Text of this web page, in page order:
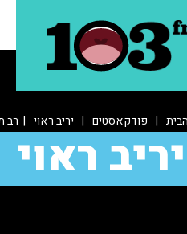
| פודקאסטים | יריב ראוי | רב
יריב ראוי